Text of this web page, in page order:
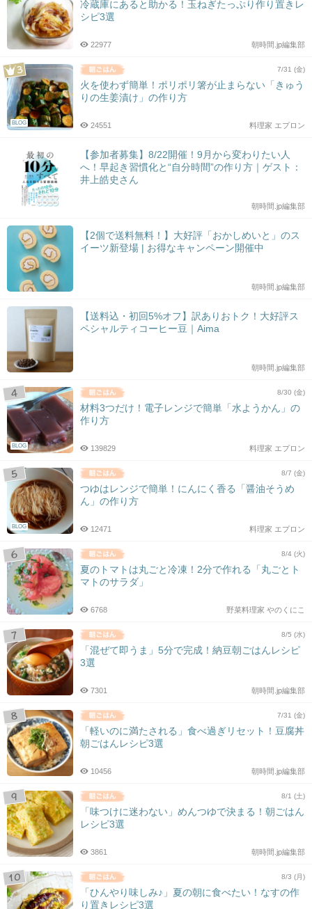
冷蔵庫にあると助かる！玉ねぎたっぷり作り置きレ
シピ3選
朝時間.jp編集部
22977
BLOG
7/31 (金)
火を使わず簡単！ポリポリ箸が止まらない「きゅう
りの生姜漬け」の作り方
料理家 エプロン
24551
【参加者募集】8/22開催！9月から変わりたい人
へ！早起き習慣化と“自分時間”の作り方｜ゲスト：
井上皓史さん
朝時間.jp編集部
【2個で送料無料！】大好評「おかしめいと」のス
イーツ新登場 | お得なキャンペーン開催中
朝時間.jp編集部
【送料込・初回5%オフ】訳ありおトク！大好評ス
ペシャルティコーヒー豆｜Aima
朝時間.jp編集部
BLOG
8/30 (金)
材料3つだけ！電子レンジで簡単「水ようかん」の
作り方
料理家 エプロン
139829
BLOG
8/7 (金)
つゆはレンジで簡単！にんにく香る「醤油そうめ
ん」の作り方
料理家 エプロン
12471
8/4 (火)
夏のトマトは丸ごと冷凍！2分で作れる「丸ごとト
マトのサラダ」
野菜料理家 やのくにこ
6768
8/5 (水)
「混ぜて即うま」5分で完成！納豆朝ごはんレシピ
3選
朝時間.jp編集部
7301
7/31 (金)
「軽いのに満たされる」食べ過ぎリセット！豆腐丼
朝ごはんレシピ3選
朝時間.jp編集部
10456
8/1 (土)
「味つけに迷わない」めんつゆで決まる！朝ごはん
レシピ3選
朝時間.jp編集部
3861
8/3 (月)
「ひんやり味しみ♪」夏の朝に食べたい！なすの作
り置きレシピ3選